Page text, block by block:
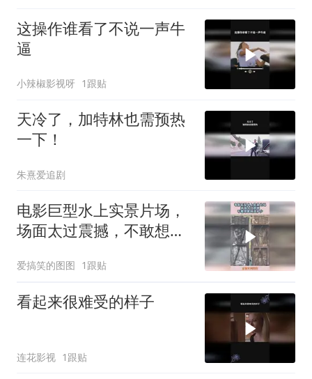
这操作谁看了不说一声牛
逼
小辣椒影视呀 1跟贴
天冷了，加特林也需预热
一下！
朱熹爱追剧
电影巨型水上实景片场，
场面太过震撼，不敢想象
爱搞笑的图图 1跟贴
看起来很难受的样子
连花影视 1跟贴